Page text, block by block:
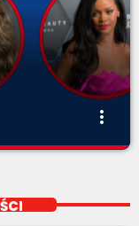
more_vert
Podbeskidziu. A
sam!